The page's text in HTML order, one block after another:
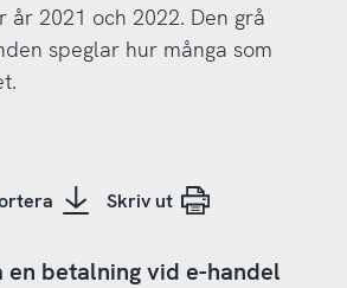
år 2021 och 2022. Den grå
speglar hur många som
Skriv ut
en betalning vid e-handel